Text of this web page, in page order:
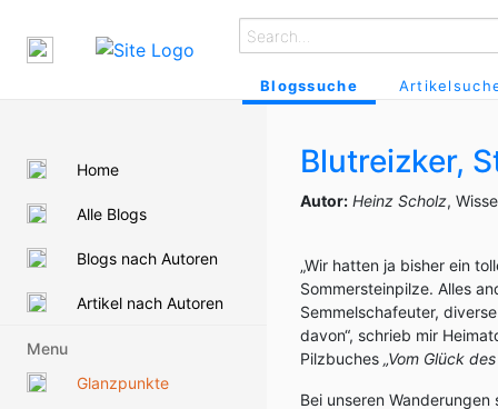
Blogssuche
Home
Alle Blogs
Blogs nach Autoren
Artikel nach Autoren
Menu
Glanzpunkte
Blutreizker,
Autor: Heinz Scholz,
„Wir hatten ja bisher ein
Sommersteinpilze. Alles
Semmelschafeuter,
davon“, schrieb mir
Pilzbuches „Vom Glück
Bei unseren